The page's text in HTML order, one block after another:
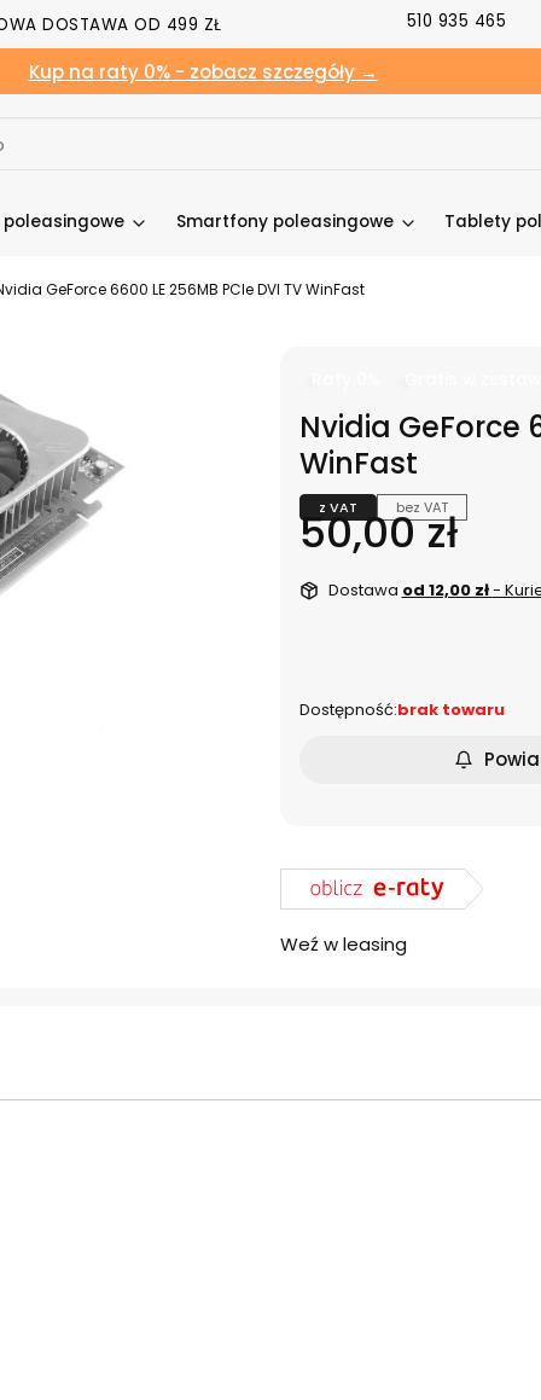
DOSTAWA OD 499 ZŁ 510 935 465
Kup na raty 0% - zobacz szczegóły →
Smartfony poleasingowe Tablety
GeForce 6600 LE 256MB PCIe DVI TV WinFast
Nvidia GeForce
WinFast
z VAT bez VAT
Cena
50,00 zł
Dostawa od 12,00 zł-
Dostępność:brak towaru
Weź w leasing